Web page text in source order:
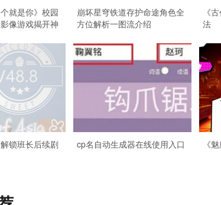
就是你》校园
像游戏揭开神
崩坏星穹铁道存护命途角色全
方位解析一图流介绍
《
法
解锁班长后续剧
cp名自动生成器在线使用入口 《